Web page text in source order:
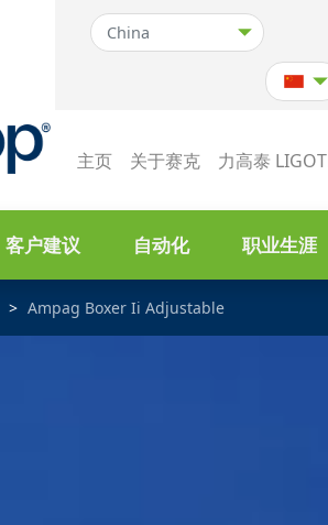
主页 关于赛克 力高泰
客户建议 自动化 职业生涯
Ampag Boxer Ii Adjustable